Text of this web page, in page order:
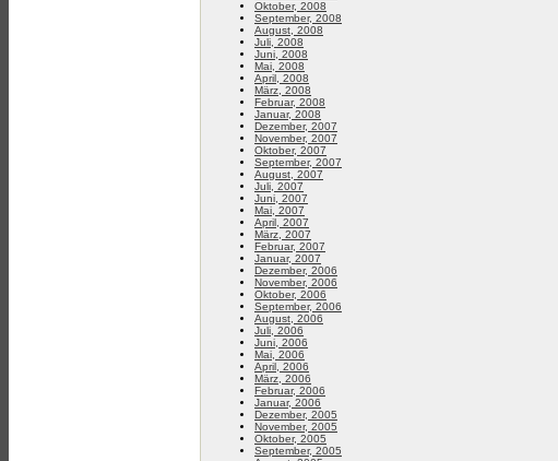
Oktober, 2008
September, 2008
August, 2008
Juli, 2008
Juni, 2008
Mai, 2008
April, 2008
März, 2008
Februar, 2008
Januar, 2008
Dezember, 2007
November, 2007
Oktober, 2007
September, 2007
August, 2007
Juli, 2007
Juni, 2007
Mai, 2007
April, 2007
März, 2007
Februar, 2007
Januar, 2007
Dezember, 2006
November, 2006
Oktober, 2006
September, 2006
August, 2006
Juli, 2006
Juni, 2006
Mai, 2006
April, 2006
März, 2006
Februar, 2006
Januar, 2006
Dezember, 2005
November, 2005
Oktober, 2005
September, 2005